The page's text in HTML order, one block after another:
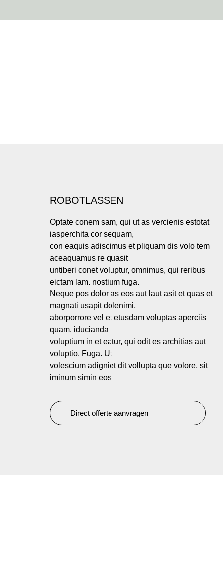
ROBOTLASSEN
Optate conem sam, qui ut as vercienis estotat
iasperchita cor sequam,
con eaquis adiscimus et pliquam dis volo tem
aceaquamus re quasit
untiberi conet voluptur, omnimus, qui reribus
eictam lam, nostium fuga.
Neque pos dolor as eos aut laut asit et quas et
magnati usapit dolenimi,
aborporrore vel et etusdam voluptas aperciis
quam, iducianda
voluptium in et eatur, qui odit es architias aut
voluptio. Fuga. Ut
volescium adigniet dit vollupta que volore, sit
iminum simin eos
Direct offerte aanvragen